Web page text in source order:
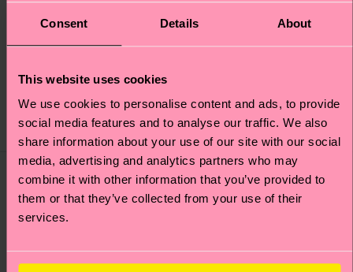
Consent Details About
This website uses cookies
We use cookies to personalise content and ads, to provide
social media features and to analyse our traffic. We also
share information about your use of our site with our social
media, advertising and analytics partners who may
combine it with other information that you’ve provided to
them or that they’ve collected from your use of their
services.
CHF 15
CHF 10
AUF LAGER
Geschenkidee